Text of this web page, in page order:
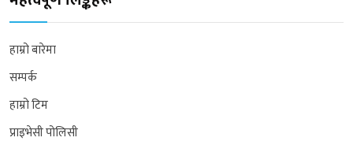
हाम्रो बारेमा
सम्पर्क
हाम्रो टिम
प्राइभेसी पोलिसी